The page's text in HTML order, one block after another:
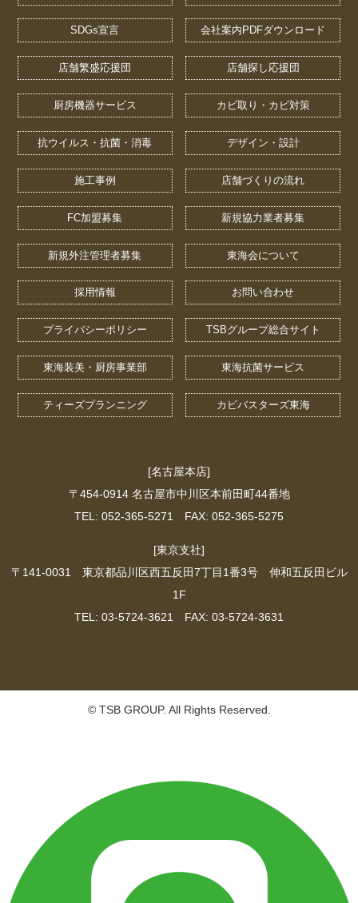
SDGs宣言 会社案内PDFダウンロード
店舗繁盛応援団 店舗探し応援団
厨房機器サービス カビ取り・カビ対策
抗ウイルス・抗菌・消毒 デザイン・設計
施工事例 店舗づくりの流れ
FC加盟募集 新規協力業者募集
新規外注管理者募集 東海会について
採用情報 お問い合わせ
プライバシーポリシー TSBグループ総合サイト
東海装美・厨房事業部 東海抗菌サービス
ティーズプランニング カビバスターズ東海
[名古屋本店]
〒454-0914 名古屋市中川区本前田町44番地
TEL: 052-365-5271 FAX: 052-365-5275
[東京支社]
〒141-0031 東京都品川区西五反田7丁目1番3号 伸和五反田ビル
1F
TEL: 03-5724-3621 FAX: 03-5724-3631
© TSB GROUP. All Rights Reserved.